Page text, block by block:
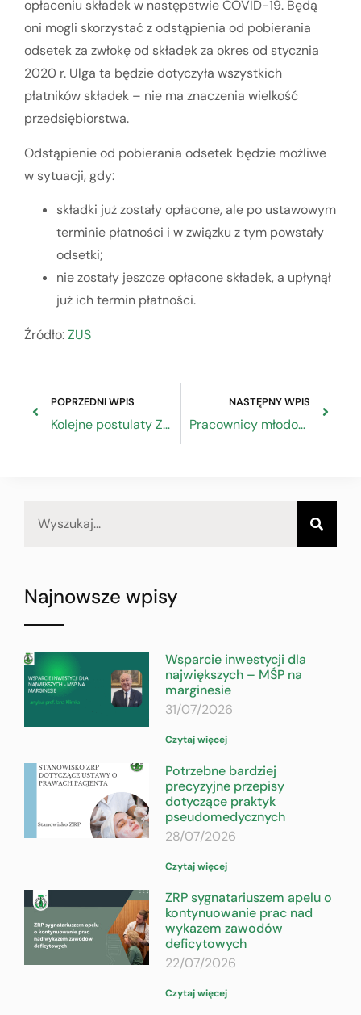
opłaceniu składek w następstwie COVID-19. Będą
oni mogli skorzystać z odstąpienia od pobierania
odsetek za zwłokę od składek za okres od stycznia
2020 r. Ulga ta będzie dotyczyła wszystkich
płatników składek – nie ma znaczenia wielkość
przedsiębiorstwa.
Odstąpienie od pobierania odsetek będzie możliwe
w sytuacji, gdy:
składki już zostały opłacone, ale po ustawowym
terminie płatności i w związku z tym powstały
odsetki;
nie zostały jeszcze opłacone składek, a upłynął
już ich termin płatności.
Źródło:ZUS
POPRZEDNI WPIS
Kolejne postulaty ZRP do Tarczy Antykryzysowej 3.0
NASTĘPNY WPIS
Pracownicy młodociani wyłączeni z liczby ubezpieczonych
Najnowsze wpisy
Wsparcie inwestycji dla
największych – MŚP na
marginesie
31/07/2026
Czytaj więcej
Potrzebne bardziej
precyzyjne przepisy
dotyczące praktyk
pseudomedycznych
28/07/2026
Czytaj więcej
ZRP sygnatariuszem apelu o
kontynuowanie prac nad
wykazem zawodów
deficytowych
22/07/2026
Czytaj więcej